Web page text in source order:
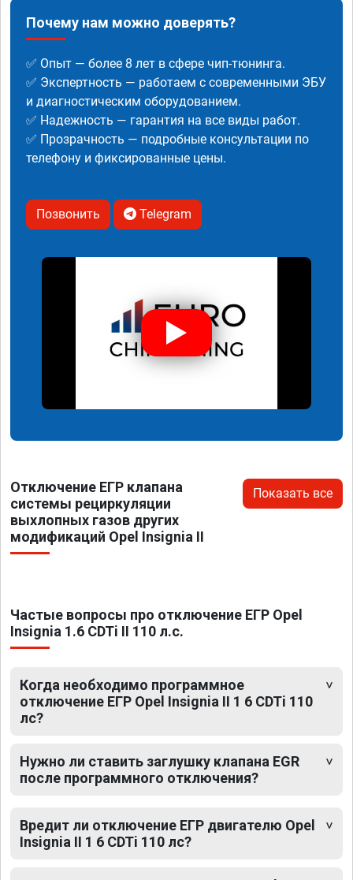
Почему нам можно доверять?
✅ Опыт — более 8 лет в сфере чип-тюнинга.
✅ Экспертность — работаем с современными ЭБУ
и диагностическим оборудованием.
✅ Надежность — гарантия на все виды работ.
✅ Прозрачность — подробные консультации по
телефону и фиксированные цены.
Позвонить Telegram
Отключение ЕГР клапана
системы рециркуляции
выхлопных газов других
модификаций Opel Insignia II
Показать все
Частые вопросы про отключение ЕГР Opel
Insignia 1.6 CDTi II 110 л.с.
Когда необходимо программное
отключение ЕГР Opel Insignia II 1 6 CDTi 110
лс?
Нужно ли ставить заглушку клапана EGR
после программного отключения?
Вредит ли отключение ЕГР двигателю Opel
Insignia II 1 6 CDTi 110 лс?